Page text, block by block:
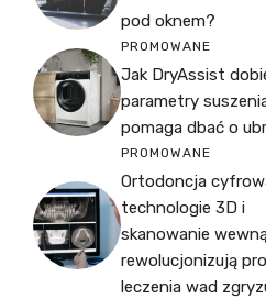
pod oknem?
PROMOWANE
Jak DryAssist
parametry
pomaga dbać o
PROMOWANE
Ortodoncja
technologie 3D i
skanowanie
rewolucjonizują
leczenia wad